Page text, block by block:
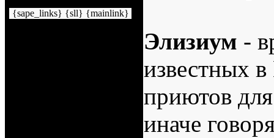
{sape_links} {sll} {mainlink}
Элизиум -
известных
приютов
иначе